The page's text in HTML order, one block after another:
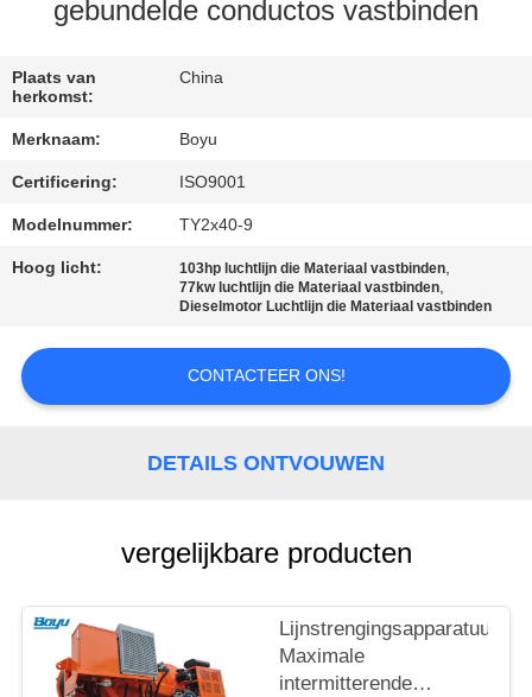
VERZOEK
OM EEN
CITAAT
SITEMAP
gebundelde conductos vastbinden
Plaats van
herkomst:
China
Merknaam: Boyu
Certificering: ISO9001
Modelnummer: TY2x40-9
Hoog licht: 103hp luchtlijn die Materiaal vastbinden,
77kw luchtlijn die Materiaal vastbinden,
Dieselmotor Luchtlijn die Materiaal vastbinden
CONTACTEER ONS!
DETAILS ONTVOUWEN
vergelijkbare producten
Lijnstrengingsapparatuur
Maximale
intermitterende